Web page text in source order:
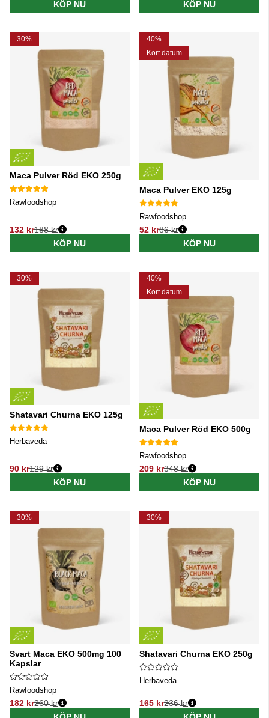
KÖP NU
KÖP NU
30%
Maca Pulver Röd EKO 250g
Rawfoodshop
132 kr
Ordinarie pris:
188 kr
KÖP NU
40%
Kort datum
Maca Pulver EKO 125g
Rawfoodshop
52 kr
Ordinarie pris:
86 kr
KÖP NU
30%
Shatavari Churna EKO 125g
Herbaveda
90 kr
Ordinarie pris:
129 kr
KÖP NU
40%
Kort datum
Maca Pulver Röd EKO 500g
Rawfoodshop
209 kr
Ordinarie pris:
348 kr
KÖP NU
30%
Svart Maca EKO 500mg 100
Kapslar
Rawfoodshop
182 kr
Ordinarie pris:
260 kr
30%
Shatavari Churna EKO 250g
Herbaveda
165 kr
Ordinarie pris:
236 kr